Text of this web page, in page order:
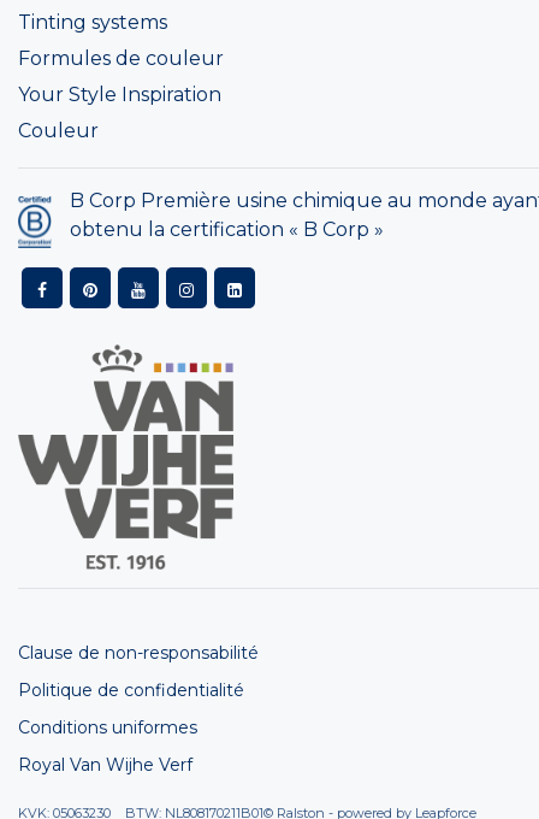
Tinting systems
Formules de couleur
Your Style Inspiration
Couleur
B Corp Première usine chimique au monde
obtenu la certification « B Corp »
Clause de non-responsabilité
Politique de confidentialité
Conditions uniformes
Royal Van Wijhe Verf
KVK: 05063230 BTW: NL808170211B01© Ralston - powered by Leapforce